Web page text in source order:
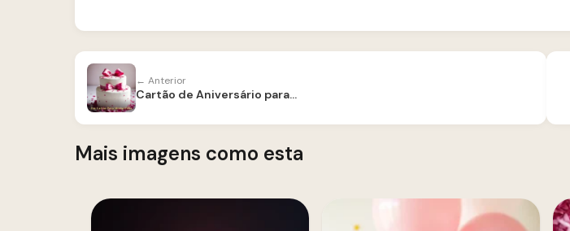
← Anterior
Cartão de Aniversário para Filha
Mais imagens como esta